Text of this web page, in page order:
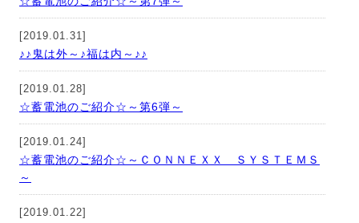
[2019.01.31]
♪♪鬼は外～♪福は内～♪♪
[2019.01.28]
☆蓄電池のご紹介☆～第6弾～
[2019.01.24]
☆蓄電池のご紹介☆～ＣＯＮＮＥＸＸ ＳＹＳＴＥＭＳ
～
[2019.01.22]